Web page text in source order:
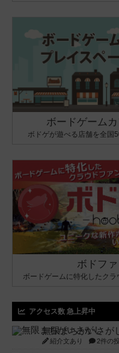
ボードゲーム
ボドゲが遊べる店舗を全国
ボドファ
ボードゲームに特化したク
アクセス数 急上昇中
無限まちがいさが
紹介文あり 2件の